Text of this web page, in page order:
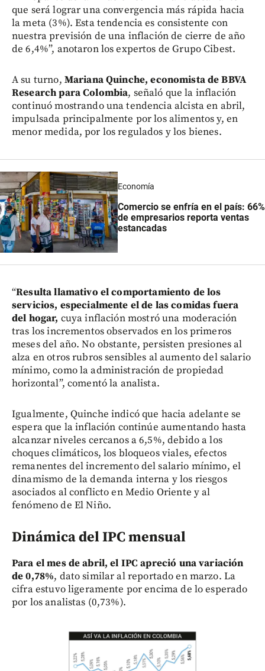
que será lograr una convergencia más rápida hacia
la meta (3%). Esta tendencia es consistente con
nuestra previsión de una inflación de cierre de año
de 6,4%”, anotaron los expertos de Grupo Cibest.
A su turno, Mariana Quinche, economista de BBVA
Research para Colombia, señaló que la inflación
continuó mostrando una tendencia alcista en abril,
impulsada principalmente por los alimentos y, en
menor medida, por los regulados y los bienes.
Economía
Comercio se enfría en el país: 66%
de empresarios reporta ventas
estancadas
“Resulta llamativo el comportamiento de los
servicios, especialmente el de las comidas fuera
del hogar, cuya inflación mostró una moderación
tras los incrementos observados en los primeros
meses del año. No obstante, persisten presiones al
alza en otros rubros sensibles al aumento del salario
mínimo, como la administración de propiedad
horizontal”, comentó la analista.
Igualmente, Quinche indicó que hacia adelante se
espera que la inflación continúe aumentando hasta
alcanzar niveles cercanos a 6,5%, debido a los
choques climáticos, los bloqueos viales, efectos
remanentes del incremento del salario mínimo, el
dinamismo de la demanda interna y los riesgos
asociados al conflicto en Medio Oriente y al
fenómeno de El Niño.
Dinámica del IPC mensual
Para el mes de abril, el IPC apreció una variación
de 0,78%, dato similar al reportado en marzo. La
cifra estuvo ligeramente por encima de lo esperado
por los analistas (0,73%).